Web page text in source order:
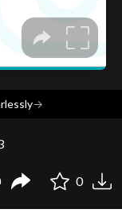
→
0